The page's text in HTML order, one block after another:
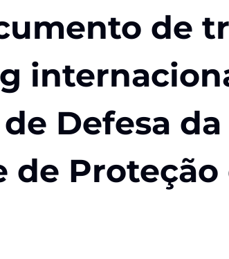
de
Defesa da
de Proteção